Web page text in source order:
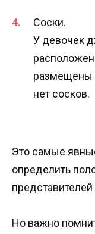
Соски.
У девочек
размещены
нет сосков.
Это самые
определить
Но важно